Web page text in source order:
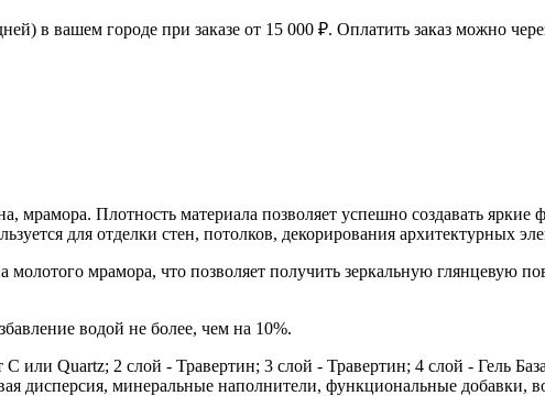
в вашем городе при заказе от 15 000 ₽. Оплатить заказ можно
мрамора. Плотность материала позволяет успешно создавать яркие
для отделки стен, потолков, декорирования архитектурных
мрамора, что позволяет получить зеркальную глянцевую
водой не более, чем на 10%.
Quartz; 2 слой - Травертин; 3 слой - Травертин; 4 слой - Гель
дисперсия, минеральные наполнители, функциональные добавки,